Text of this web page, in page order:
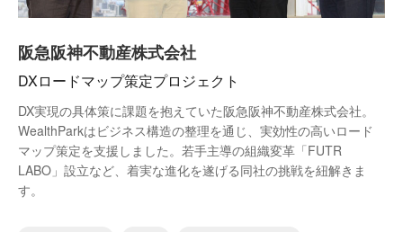
阪急阪神不動産株式会社
DXロードマップ策定プロジェクト
DX実現の具体策に課題を抱えていた阪急阪神不動産株式会社。
WealthParkはビジネス構造の整理を通じ、実効性の高いロード
マップ策定を支援しました。若手主導の組織変革「FUTR
LABO」設立など、着実な進化を遂げる同社の挑戦を紐解きま
す。